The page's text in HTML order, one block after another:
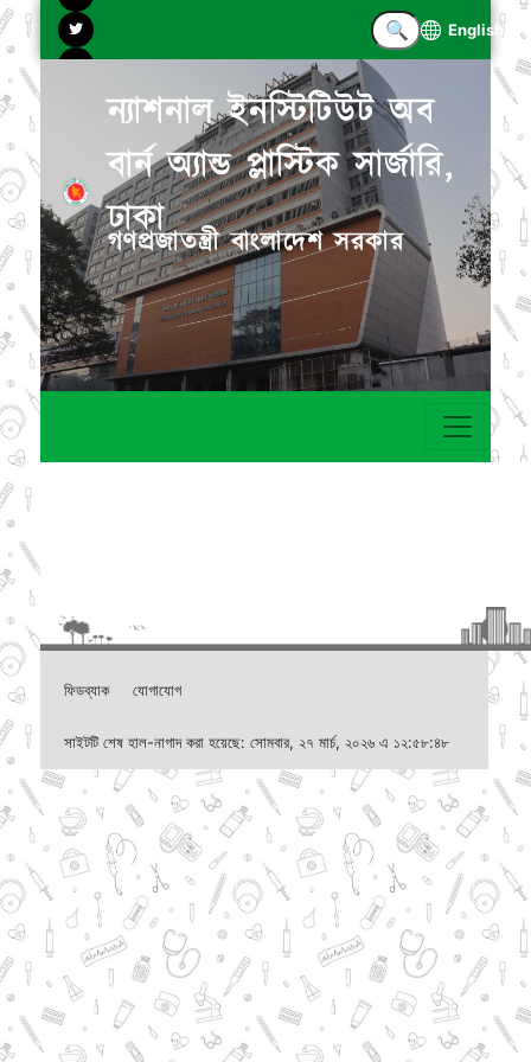
English
ন্যাশনাল ইনস্টিটিউট অব
বার্ন অ্যান্ড প্লাস্টিক সার্জারি,
ঢাকা
গণপ্রজাতন্ত্রী বাংলাদেশ সরকার
ফিডব্যাক যোগাযোগ
সাইটটি শেষ হাল-নাগাদ করা হয়েছে: সোমবার, ২৭ মার্চ, ২০২৬ এ ১২:৫৮:৪৮